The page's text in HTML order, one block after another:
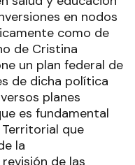
en nodos
como de
de Cristina
un plan federal de
de dicha política
planes
es fundamental
que
la